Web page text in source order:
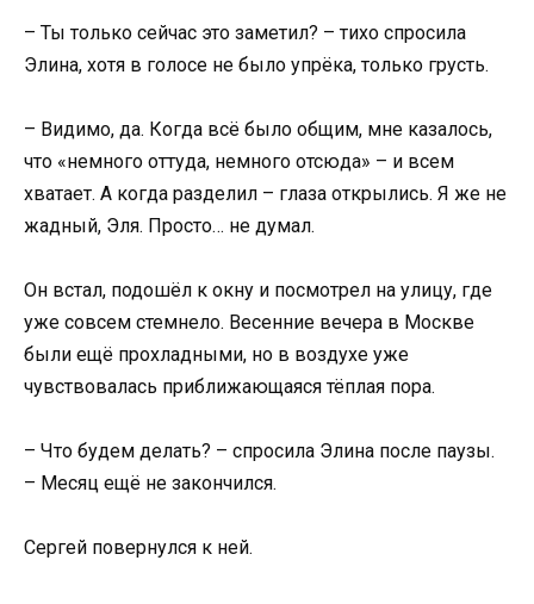
– Ты только сейчас это заметил? – тихо спросила
Элина, хотя в голосе не было упрёка, только грусть.
– Видимо, да. Когда всё было общим, мне казалось,
что «немного оттуда, немного отсюда» – и всем
хватает. А когда разделил – глаза открылись. Я же не
жадный, Эля. Просто… не думал.
Он встал, подошёл к окну и посмотрел на улицу, где
уже совсем стемнело. Весенние вечера в Москве
были ещё прохладными, но в воздухе уже
чувствовалась приближающаяся тёплая пора.
– Что будем делать? – спросила Элина после паузы.
– Месяц ещё не закончился.
Сергей повернулся к ней.